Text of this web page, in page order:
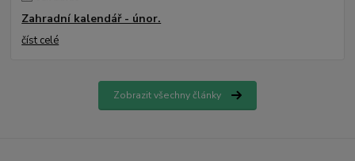
Zahradní kalendář - únor.
číst celé
Zobrazit všechny články